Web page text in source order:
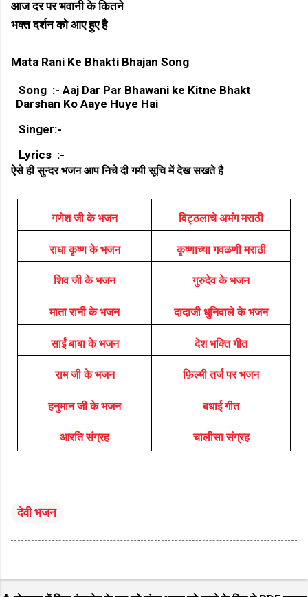
आज दर पर भवानी के कितने
भक्त दर्शन को आए हुए है
Mata Rani Ke Bhakti Bhajan Song
Song :- Aaj Dar Par Bhawani ke Kitne Bhakt
Darshan Ko Aaye Huye Hai
Singer:-
Lyrics :-
ऐसे ही सुन्दर भजन आप निचे दी गयी सूचि में देख सखते है
गणेश जी के भजन विट्ठलाचे अभंग मराठी
राधा कृष्ण के भजन कृष्णाच्या गवळणी मराठी
शिव जी के भजन गुरुदेव के भजन
माता रानी के भजन दादाजी धुनिवाले के भजन
साईं बाबा के भजन देश भक्ति गीत
राम जी के भजन फ़िल्मी तर्ज पर भजन
हनुमान जी के भजन बधाई गीत
आरति संग्रह चालीसा संग्रह
देवी भजन